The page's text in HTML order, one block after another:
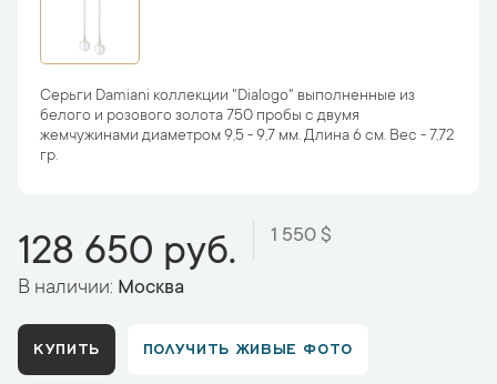
Серьги Damiani коллекции "Dialogo" выполненные из
белого и розового золота 750 пробы с двумя
жемчужинами диаметром 9,5 - 9,7 мм. Длина 6 см. Вес - 7,72
гр.
128 650 руб. 1 550 $
В наличии: Москва
КУПИТЬ ПОЛУЧИТЬ ЖИВЫЕ ФОТО